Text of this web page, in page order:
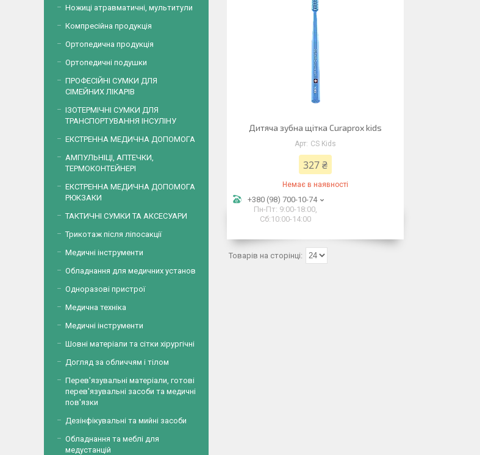
Дитяча зубна щітка Curaprox kids
CS Kids
327 ₴
Немає в наявності
+380 (98) 700-10-74
Пн-Пт: 9:00-18:00,
Сб:10:00-14:00
Ножиці атравматичні, мультитули
Компресійна продукція
Ортопедична продукція
Ортопедичні подушки
ПРОФЕСІЙНІ СУМКИ ДЛЯ
СІМЕЙНИХ ЛІКАРІВ
ІЗОТЕРМІЧНІ СУМКИ ДЛЯ
ТРАНСПОРТУВАННЯ ІНСУЛІНУ
ЕКСТРЕННА МЕДИЧНА ДОПОМОГА
АМПУЛЬНІЦІ, АПТЕЧКИ,
ТЕРМОКОНТЕЙНЕРІ
ЕКСТРЕННА МЕДИЧНА ДОПОМОГА
РЮКЗАКИ
ТАКТИЧНІ СУМКИ ТА АКСЕСУАРИ
Трикотаж після ліпосакції
Медичні інструменти
Обладнання для медичних установ
Одноразові пристрої
Медична техніка
Медичні інструменти
Шовні матеріали та сітки хірургічні
Догляд за обличчям і тілом
Перев'язувальні матеріали, готові
перев'язувальні засоби та медичні
пов'язки
Дезінфікувальні та мийні засоби
Обладнання та меблі для
медустанцій